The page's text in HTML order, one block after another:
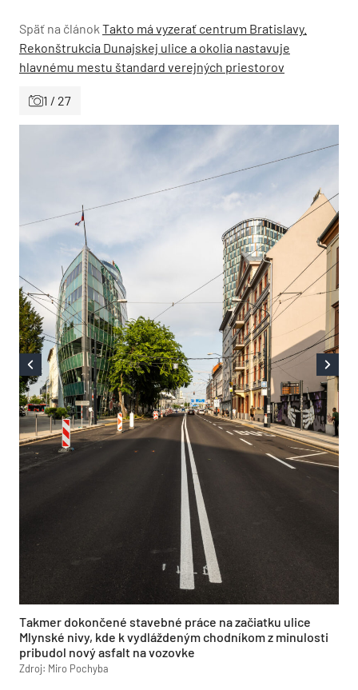
Späť na článok Takto má vyzerať centrum Bratislavy.
Rekonštrukcia Dunajskej ulice a okolia nastavuje
hlavnému mestu štandard verejných priestorov
1 / 27
Takmer dokončené stavebné práce na začiatku ulice
Mlynské nivy, kde k vydláždeným chodníkom z minulosti
pribudol nový asfalt na vozovke
Zdroj: Miro Pochyba